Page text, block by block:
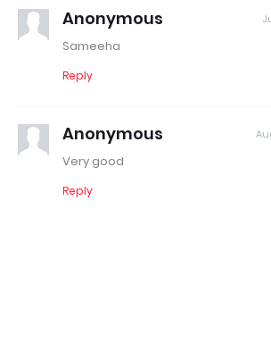
Anonymous
Sameeha
Reply
Anonymous
Very good
Reply